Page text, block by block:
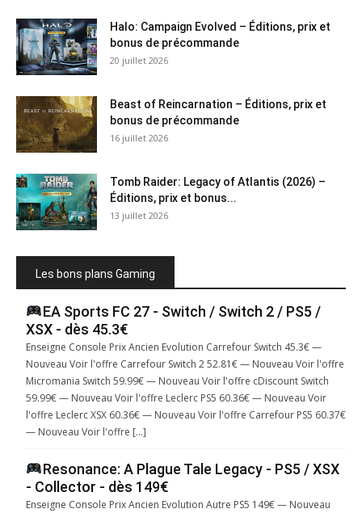
Halo: Campaign Evolved – Éditions, prix et
bonus de précommande
20 juillet 2026
Beast of Reincarnation – Éditions, prix et
bonus de précommande
16 juillet 2026
Tomb Raider: Legacy of Atlantis (2026) –
Éditions, prix et bonus...
13 juillet 2026
Les bons plans Gaming
EA Sports FC 27 - Switch / Switch 2 / PS5 /
XSX - dès 45.3€
Enseigne Console Prix Ancien Evolution Carrefour Switch 45.3€ —
Nouveau Voir l'offre Carrefour Switch 2 52.81€ — Nouveau Voir l'offre
Micromania Switch 59.99€ — Nouveau Voir l'offre cDiscount Switch
59.99€ — Nouveau Voir l'offre Leclerc PS5 60.36€ — Nouveau Voir
l'offre Leclerc XSX 60.36€ — Nouveau Voir l'offre Carrefour PS5 60.37€
— Nouveau Voir l'offre […]
Resonance: A Plague Tale Legacy - PS5 / XSX
- Collector - dès 149€
Enseigne Console Prix Ancien Evolution Autre PS5 149€ — Nouveau